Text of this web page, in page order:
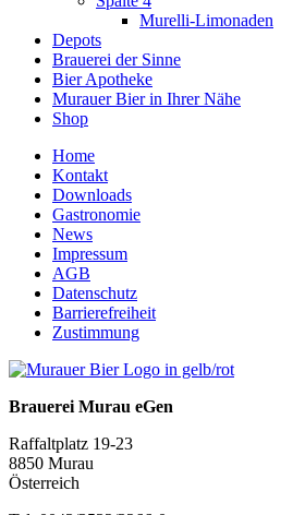
Murelli-Limonaden
Depots
Brauerei der Sinne
Bier Apotheke
Murauer Bier in Ihrer Nähe
Shop
Home
Kontakt
Downloads
Gastronomie
News
Impressum
AGB
Datenschutz
Barrierefreiheit
Zustimmung
Brauerei Murau eGen
Raffaltplatz 19-23
8850 Murau
Österreich